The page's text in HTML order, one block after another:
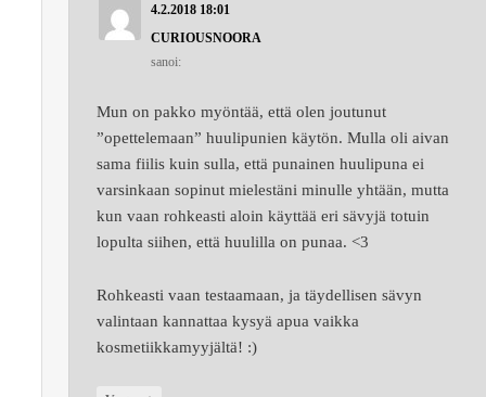
4.2.2018 18:01
CURIOUSNOORA
sanoi:
Mun on pakko myöntää, että olen joutunut
”opettelemaan” huulipunien käytön. Mulla oli aivan
sama fiilis kuin sulla, että punainen huulipuna ei
varsinkaan sopinut mielestäni minulle yhtään, mutta
kun vaan rohkeasti aloin käyttää eri sävyjä totuin
lopulta siihen, että huulilla on punaa. <3
Rohkeasti vaan testaamaan, ja täydellisen sävyn
valintaan kannattaa kysyä apua vaikka
kosmetiikkamyyjältä! :)